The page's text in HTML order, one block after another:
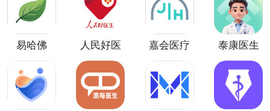
易哈佛
人民好医
生
嘉会医疗
泰康医生
官方版